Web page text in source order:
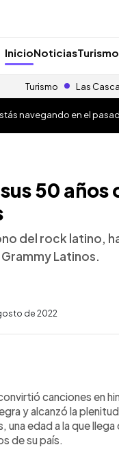
InicioNoticiasTurismo
Turismo Las
navegando en el
50
del rock latino,
Latinos.
de 2022
canciones en
y alcanzó la
edad a la que llega
de su país.